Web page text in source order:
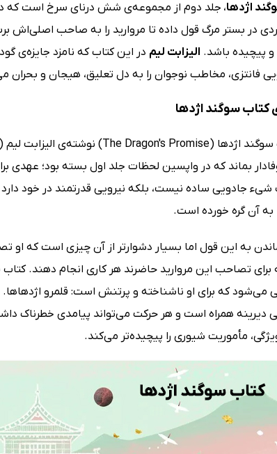
اژدها، جلد دوم از مجموعه‌ی شش درنای سرخ است که
در بستر مرگ قول داده تا مروارید را به صاحب اصلی‌اش
و پیچیده باشد. الیزابت لیم
فانتزی، مخاطب نوجوان را به دل تعلیق، هیجان و بحران
کتاب سوگند اژدها
بماند که در واپسین لحظات جلد اول بسته بود؛ عهدی
شیء جادویی ساده نیست، بلکه نیرویی قدرتمند در خود
به آن گره خورده است.
به این قول اما بسیار دشوارتر از آن چیزی است که او
تصاحب این مروارید حاضرند هر کاری انجام دهند.
می‌شود که برای او ناشناخته و پرتنش است: قلمرو اژدهاها.
همراه است و هر حرکت می‌تواند پیامدی خطرناک
مأموریت شیوری را پیچیده‌تر می‌کند.